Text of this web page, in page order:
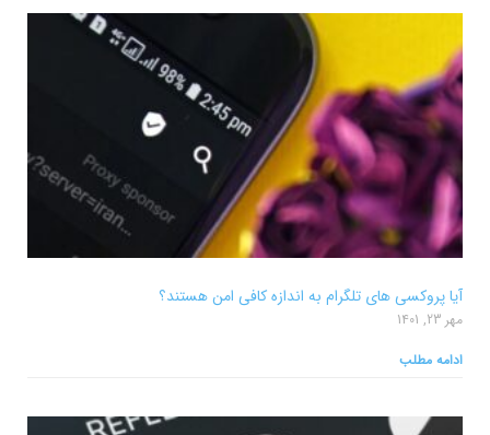
آیا پروکسی های تلگرام به اندازه کافی امن هستند؟
مهر 23, 1401
ادامه مطلب